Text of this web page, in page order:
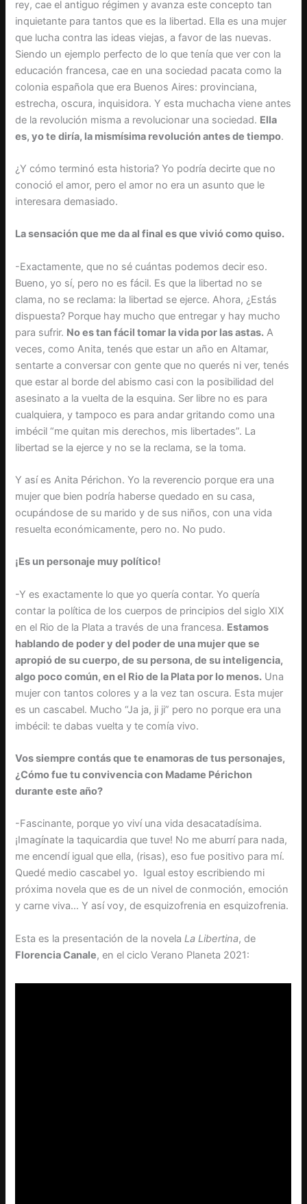
rey, cae el antiguo régimen y avanza este concepto tan
inquietante para tantos que es la libertad. Ella es una mujer
que lucha contra las ideas viejas, a favor de las nuevas.
Siendo un ejemplo perfecto de lo que tenía que ver con la
educación francesa, cae en una sociedad pacata como la
colonia española que era Buenos Aires: provinciana,
estrecha, oscura, inquisidora. Y esta muchacha viene antes
de la revolución misma a revolucionar una sociedad. Ella
es, yo te diría, la mismísima revolución antes de tiempo.
¿Y cómo terminó esta historia? Yo podría decirte que no
conoció el amor, pero el amor no era un asunto que le
interesara demasiado.
La sensación que me da al final es que vivió como quiso.
-Exactamente, que no sé cuántas podemos decir eso.
Bueno, yo sí, pero no es fácil. Es que la libertad no se
clama, no se reclama: la libertad se ejerce. Ahora, ¿Estás
dispuesta? Porque hay mucho que entregar y hay mucho
para sufrir. No es tan fácil tomar la vida por las astas. A
veces, como Anita, tenés que estar un año en Altamar,
sentarte a conversar con gente que no querés ni ver, tenés
que estar al borde del abismo casi con la posibilidad del
asesinato a la vuelta de la esquina. Ser libre no es para
cualquiera, y tampoco es para andar gritando como una
imbécil “me quitan mis derechos, mis libertades”. La
libertad se la ejerce y no se la reclama, se la toma.
Y así es Anita Périchon. Yo la reverencio porque era una
mujer que bien podría haberse quedado en su casa,
ocupándose de su marido y de sus niños, con una vida
resuelta económicamente, pero no. No pudo.
¡Es un personaje muy político!
-Y es exactamente lo que yo quería contar. Yo quería
contar la política de los cuerpos de principios del siglo XIX
en el Rio de la Plata a través de una francesa. Estamos
hablando de poder y del poder de una mujer que se
apropió de su cuerpo, de su persona, de su inteligencia,
algo poco común, en el Rio de la Plata por lo menos. Una
mujer con tantos colores y a la vez tan oscura. Esta mujer
es un cascabel. Mucho “Ja ja, ji ji” pero no porque era una
imbécil: te dabas vuelta y te comía vivo.
Vos siempre contás que te enamoras de tus personajes,
¿Cómo fue tu convivencia con Madame Périchon
durante este año?
-Fascinante, porque yo viví una vida desacatadísima.
¡Imagínate la taquicardia que tuve! No me aburrí para nada,
me encendí igual que ella, (risas), eso fue positivo para mí.
Quedé medio cascabel yo. Igual estoy escribiendo mi
próxima novela que es de un nivel de conmoción, emoción
y carne viva… Y así voy, de esquizofrenia en esquizofrenia.
Esta es la presentación de la novela La Libertina, de
Florencia Canale, en el ciclo Verano Planeta 2021: